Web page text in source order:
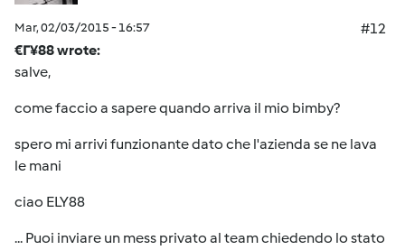
Mar, 02/03/2015 - 16:57
#12
€Г¥88 wrote:
salve,
come faccio a sapere quando arriva il mio bimby?
spero mi arrivi funzionante dato che l'azienda se ne lava
le mani
ciao ELY88
... Puoi inviare un mess privato al team chiedendo lo stato